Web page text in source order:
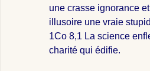
une crasse ignorance
illusoire une vraie
1Co 8,1 La science
charité qui édifie.